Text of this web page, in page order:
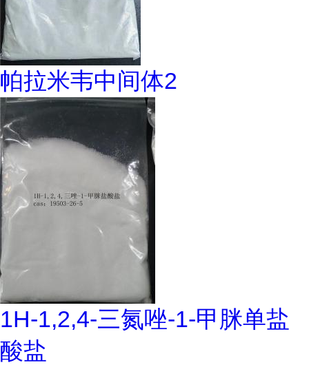
帕拉米韦中间体2
1H-1,2,4-三氮唑-1-甲脒单盐
酸盐